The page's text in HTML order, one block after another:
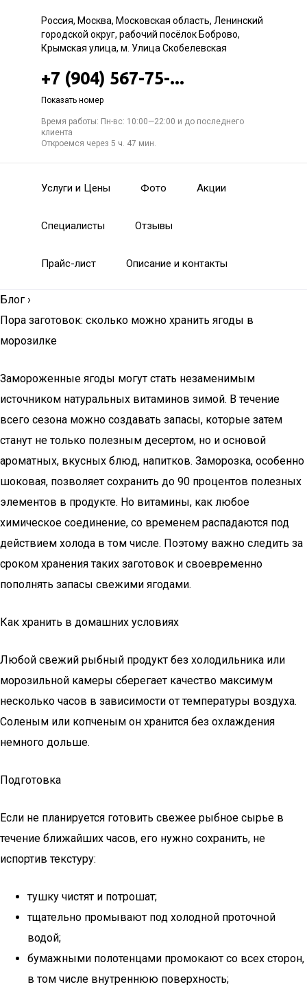
Россия, Москва, Московская область, Ленинский
городской округ, рабочий посёлок Боброво,
Крымская улица, м. Улица Скобелевская
+7 (904) 567-75-...
Показать номер
Время работы: Пн-вс: 10:00—22:00 и до последнего
клиента
Откроемся через 5 ч. 47 мин.
Услуги и Цены Фото Акции
Специалисты Отзывы
Прайс-лист Описание и контакты
Блог ›
Пора заготовок: сколько можно хранить ягоды в
морозилке
Замороженные ягоды могут стать незаменимым
источником натуральных витаминов зимой. В течение
всего сезона можно создавать запасы, которые затем
станут не только полезным десертом, но и основой
ароматных, вкусных блюд, напитков. Заморозка, особенно
шоковая, позволяет сохранить до 90 процентов полезных
элементов в продукте. Но витамины, как любое
химическое соединение, со временем распадаются под
действием холода в том числе. Поэтому важно следить за
сроком хранения таких заготовок и своевременно
пополнять запасы свежими ягодами.
Как хранить в домашних условиях
Любой свежий рыбный продукт без холодильника или
морозильной камеры сберегает качество максимум
несколько часов в зависимости от температуры воздуха.
Соленым или копченым он хранится без охлаждения
немного дольше.
Подготовка
Если не планируется готовить свежее рыбное сырье в
течение ближайших часов, его нужно сохранить, не
испортив текстуру:
тушку чистят и потрошат;
тщательно промывают под холодной проточной
водой;
бумажными полотенцами промокают со всех сторон,
в том числе внутреннюю поверхность;